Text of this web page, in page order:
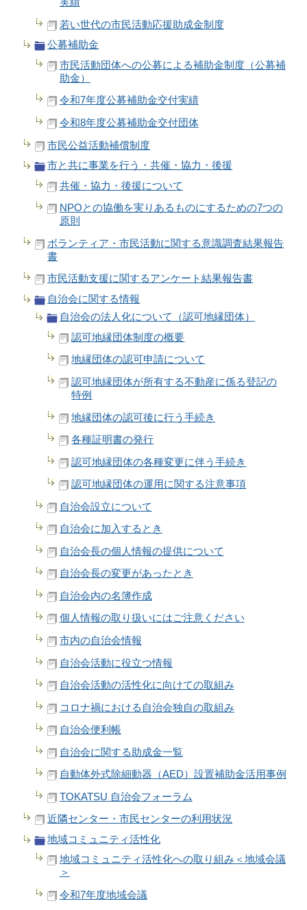
若い世代の市民活動応援助成金制度
公募補助金
市民活動団体への公募による補助金制度（公募補
助金）
令和7年度公募補助金交付実績
令和8年度公募補助金交付団体
市民公益活動補償制度
市と共に事業を行う・共催・協力・後援
共催・協力・後援について
NPOとの協働を実りあるものにするための7つの
原則
ボランティア・市民活動に関する意識調査結果報告
書
市民活動支援に関するアンケート結果報告書
自治会に関する情報
自治会の法人化について（認可地縁団体）
認可地縁団体制度の概要
地縁団体の認可申請について
認可地縁団体が所有する不動産に係る登記の
特例
地縁団体の認可後に行う手続き
各種証明書の発行
認可地縁団体の各種変更に伴う手続き
認可地縁団体の運用に関する注意事項
自治会設立について
自治会に加入するとき
自治会長の個人情報の提供について
自治会長の変更があったとき
自治会内の名簿作成
個人情報の取り扱いにはご注意ください
市内の自治会情報
自治会活動に役立つ情報
自治会活動の活性化に向けての取組み
コロナ禍における自治会独自の取組み
自治会便利帳
自治会に関する助成金一覧
自動体外式除細動器（AED）設置補助金活用事例
TOKATSU 自治会フォーラム
近隣センター・市民センターの利用状況
地域コミュニティ活性化
地域コミュニティ活性化への取り組み＜地域会議
＞
令和7年度地域会議